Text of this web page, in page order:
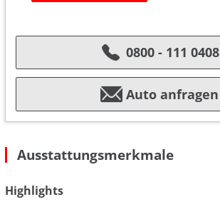
0800 - 111 0408
Auto anfragen
Ausstattungsmerkmale
Highlights